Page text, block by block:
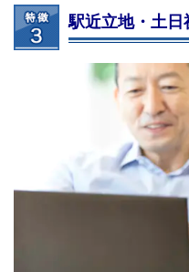
駅近立地・土